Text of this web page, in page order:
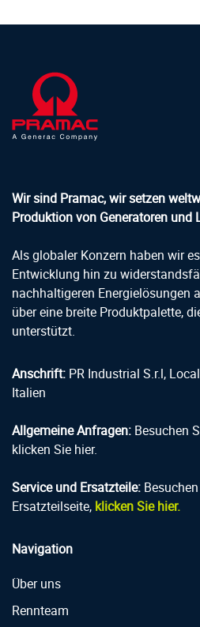
Wir sind Pramac, wir setzen
Produktion von Generatoren und
Als globaler Konzern haben wir
Entwicklung hin zu
nachhaltigeren Energielösungen
über eine breite Produktpalette,
unterstützt.
Anschrift: PR Industrial S.r.l,
Italien
Allgemeine Anfragen: Besuchen
klicken Sie hier.
Service und Ersatzteile:
Ersatzteilseite, klicken Sie hier.
Navigation
Über uns
Rennteam